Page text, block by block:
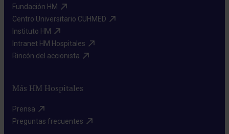
Fundación HM​
Centro Universitario CUHMED​
Instituto HM​
Intranet HM Hospitales​
Rincón del accionista​
Más HM Hospitales
Prensa​
Preguntas frecuentes​